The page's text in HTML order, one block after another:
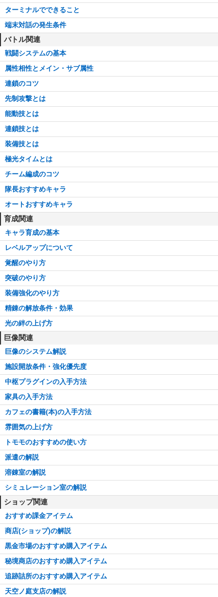
ターミナルでできること
端末対話の発生条件
バトル関連
戦闘システムの基本
属性相性とメイン・サブ属性
連鎖のコツ
先制攻撃とは
能動技とは
連鎖技とは
装備技とは
極光タイムとは
チーム編成のコツ
隊長おすすめキャラ
オートおすすめキャラ
育成関連
キャラ育成の基本
レベルアップについて
覚醒のやり方
突破のやり方
装備強化のやり方
精錬の解放条件・効果
光の絆の上げ方
巨像関連
巨像のシステム解説
施設開放条件・強化優先度
中枢プラグインの入手方法
家具の入手方法
カフェの書籍(本)の入手方法
雰囲気の上げ方
トモモのおすすめの使い方
派遣の解説
溶錬室の解説
シミュレーション室の解説
ショップ関連
おすすめ課金アイテム
商店(ショップ)の解説
黒金市場のおすすめ購入アイテム
秘境商店のおすすめ購入アイテム
追跡詰所のおすすめ購入アイテム
天空ノ庭支店の解説